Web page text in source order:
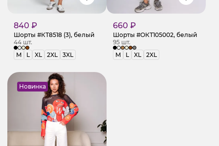
840 ₽
Шорты #КТ8518 (3), белый
44 шт.
M
L XL 2XL 3XL
660 ₽
Шорты #ОКТ105002, белый
95 шт.
M
L XL 2XL
Новинка